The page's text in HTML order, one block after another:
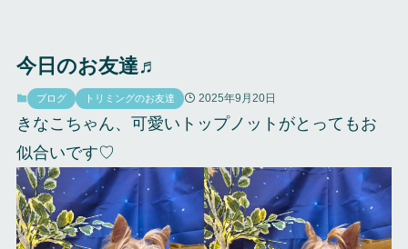
今日のお友達♬
ブログ トリミングのお友達 2025年9月20日
きなこちゃん、可愛いトップノットがとってもお
似合いです♡